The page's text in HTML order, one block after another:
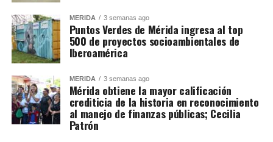
MÉRIDA 3 semanas ago
Puntos Verdes de Mérida ingresa al top
500 de proyectos socioambientales de
Iberoamérica
MÉRIDA 3 semanas ago
Mérida obtiene la mayor calificación
crediticia de la historia en reconocimiento
al manejo de finanzas públicas; Cecilia
Patrón